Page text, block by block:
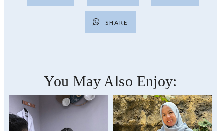
SHARE
You May Also Enjoy: